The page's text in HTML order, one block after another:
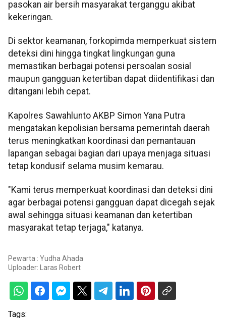
pasokan air bersih masyarakat terganggu akibat
kekeringan.
Di sektor keamanan, forkopimda memperkuat sistem
deteksi dini hingga tingkat lingkungan guna
memastikan berbagai potensi persoalan sosial
maupun gangguan ketertiban dapat diidentifikasi dan
ditangani lebih cepat.
Kapolres Sawahlunto AKBP Simon Yana Putra
mengatakan kepolisian bersama pemerintah daerah
terus meningkatkan koordinasi dan pemantauan
lapangan sebagai bagian dari upaya menjaga situasi
tetap kondusif selama musim kemarau.
"Kami terus memperkuat koordinasi dan deteksi dini
agar berbagai potensi gangguan dapat dicegah sejak
awal sehingga situasi keamanan dan ketertiban
masyarakat tetap terjaga," katanya.
Pewarta : Yudha Ahada
Uploader:
Laras Robert
Tags: